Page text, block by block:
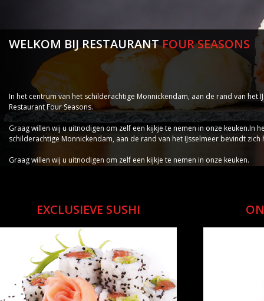
WELKOM BIJ RESTAURANTFOUR SEASONS
In het centrum van het schilderachtige Monnickendam, aan de rand van het
Restaurant Four Seasons.
Graag willen wij u uitnodigen om zelf een kijkje te nemen in onze keuken.In
schilderachtige Monnickendam, aan de rand van het IJsselmeer bevindt zich
Graag willen wij u uitnodigen om zelf een kijkje te nemen in onze keuken.
EXCLUSIEVE SUSHI